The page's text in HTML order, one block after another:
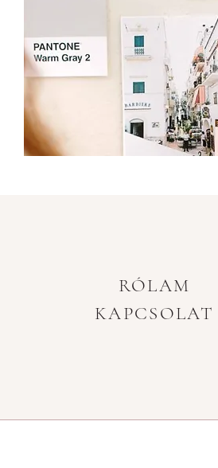
RÓLAM
KAPCSOLAT